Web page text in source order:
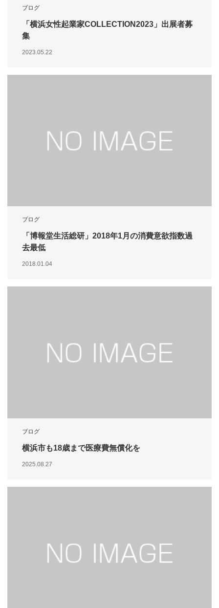
ブログ
「横浜女性起業家COLLECTION2023」出展者募
集
2023.05.22
ブログ
「博報堂生活総研」2018年1月の消費意欲指数過
去最低
2018.01.04
ブログ
横浜市も18歳まで医療費無償化を
2025.08.27